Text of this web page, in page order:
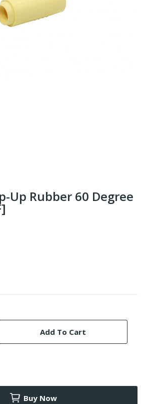
Up Rubber 60 Degree
Add To Cart
Buy Now